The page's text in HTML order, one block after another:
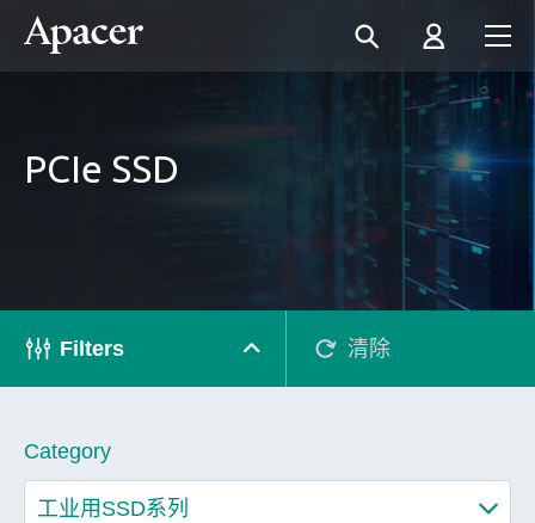
PCIe SSD
Filters 清除
Category